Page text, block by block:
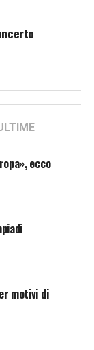
ecco
motivi di